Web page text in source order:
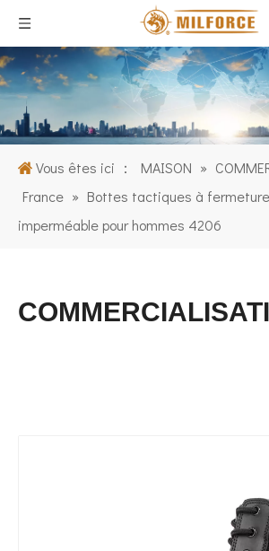
Vous êtes ici ： MAISON »
France » Bottes tactiques à
imperméable pour hommes 4206